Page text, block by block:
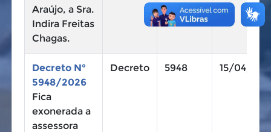
Araújo, a Sra.
Indira Freitas
Chagas.
Decreto N°
5948/2026
Fica
exonerada a
assessora
Decreto 5948 15/04/